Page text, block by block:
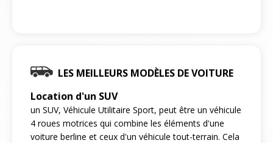
LES MEILLEURS MODÈLES DE VOITURE
Location d'un SUV
un SUV, Véhicule Utilitaire Sport, peut être un véhicule
4 roues motrices qui combine les éléments d'une
voiture berline et ceux d'un véhicule tout-terrain. Cela